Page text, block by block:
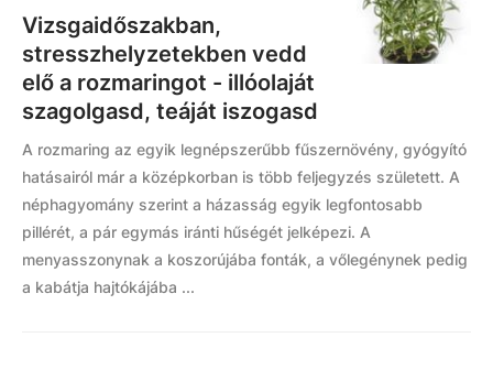
Vizsgaidőszakban,
stresszhelyzetekben vedd
elő a rozmaringot - illóolaját
szagolgasd, teáját iszogasd
A rozmaring az egyik legnépszerűbb fűszernövény, gyógyító
hatásairól már a középkorban is több feljegyzés született. A
néphagyomány szerint a házasság egyik legfontosabb
pillérét, a pár egymás iránti hűségét jelképezi. A
menyasszonynak a koszorújába fonták, a vőlegénynek pedig
a kabátja hajtókájába ...